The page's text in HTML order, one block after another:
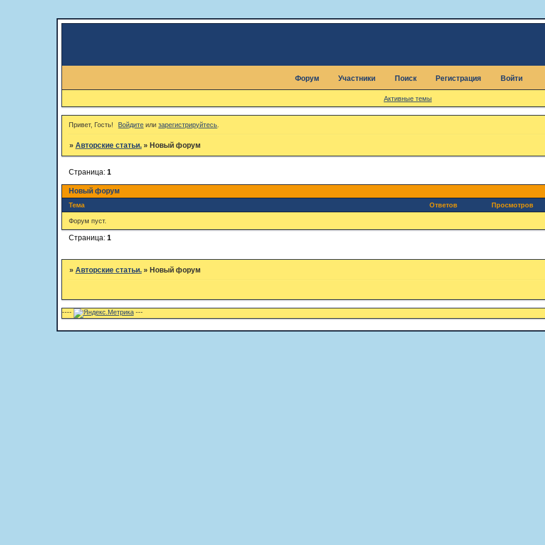
Форум Участники Поиск Регистрация Войти
Активные темы
Привет, Гость! Войдите илизарегистрируйтесь
» Авторские статьи. » Новый форум
Новый форум
Страница: 1
Тема Ответов Просмотров
Форум пуст.
Страница: 1
» Авторские статьи. » Новый форум
---- ---